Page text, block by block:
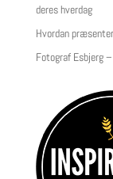
deres hverdag
Hvordan
Fotograf Esbjerg